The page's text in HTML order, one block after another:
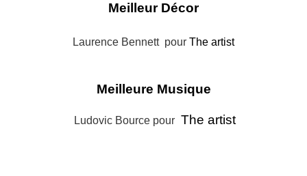
Meilleur Décor
Laurence Bennett pour The artist
Meilleure Musique
Ludovic Bource pour The artist